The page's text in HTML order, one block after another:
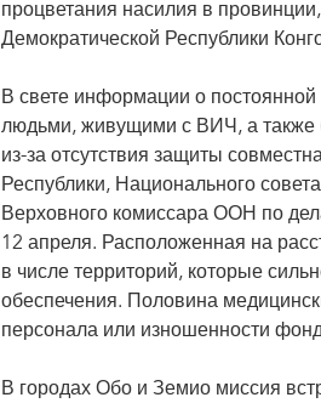
процветания насилия в
Демократической Республики
В свете информации о постоянной
людьми, живущими с ВИЧ, а также
из-за отсутствия защиты
Республики, Национального
Верховного комиссара ООН по
12 апреля. Расположенная на
в числе территорий, которые
обеспечения. Половина
персонала или изношенности
В городах Обо и Земио миссия